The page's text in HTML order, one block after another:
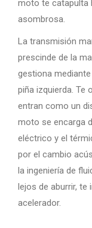
moto te catapulta
asombrosa.
La transmisión
prescinde de la
gestiona
piña izquierda. Te
entran como un
moto se encarga
eléctrico y el
por el cambio
la ingeniería de
lejos de aburrir, te
acelerador.